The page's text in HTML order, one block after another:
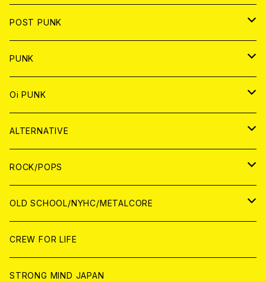
DIGITAL CONTENTS
ANALOG
JAPAN
CD
ANALOG
WORLD
CD
ANALOG
POST PUNK
CD
JAPAN
WORLD
ANALOG
JAPAN
WORLD
PUNK
JAPAN
CD
ANALOG
WORLD
CD
ANALOG
Oi PUNK
JAPAN
CD
ANALOG
WOLRD
CD
ANALOG
ALTERNATIVE
JAPAN
CD
ANALOG
WORLD
CD
ANALOG
ROCK/POPS
JAPAN
CD
ANALOG
WORLD
CD
OLD SCHOOL/NYHC/METALCORE
JAPAN
CD
WORLD
CREW FOR LIFE
STRONG MIND JAPAN